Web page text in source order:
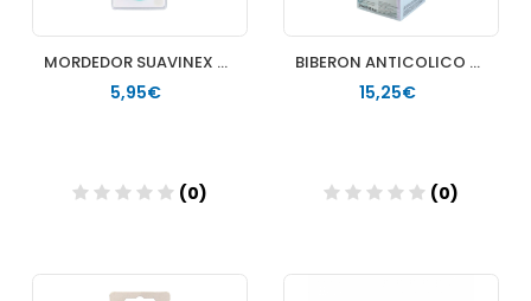
MORDEDOR SUAVINEX REFRIGERANTE +4 M ETAPA 2
5,95€
(0)
Añadir
BIBERON ANTICOLICO T SILICONA SUAVINEX M 270 ML
15,25€
(0)